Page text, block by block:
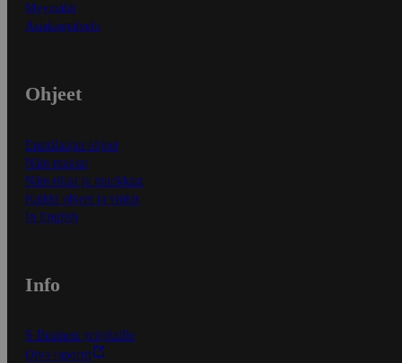
Myymälät
Asiakaspalvelu
Ohjeet
Ensitilaajan ohjeet
Näin maksat
Näin tilaat ja muokkaat
Kaikki ohjeet ja vinkit
In English
Info
S-Business yrityksille
Oiva-raportit